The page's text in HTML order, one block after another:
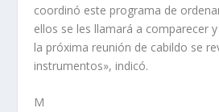
coordinó este programa de
ellos se les llamará a comparecer
la próxima reunión de cabildo se
instrumentos», indicó.
M